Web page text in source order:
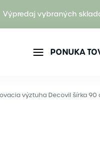
Výpredaj vybraných
PONUKA
výztuha Decovil šírka